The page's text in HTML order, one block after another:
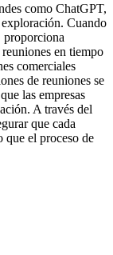
como ChatGPT,
Cuando
proporciona
en tiempo
comerciales
de reuniones se
las empresas
A través del
que cada
que el proceso de